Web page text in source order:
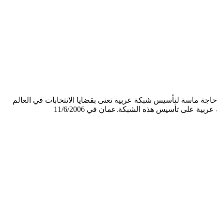
ماسة لتأسيس شبكة عربية تعنى بقضايا الانتخابات في العالم